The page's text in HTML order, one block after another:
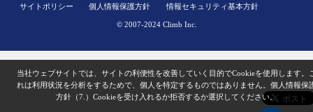
サイトポリシー 個人情報保護方針 情報セキュリティ基本方針
© 2007-2024 Climb Inc.
当社ウェブサイトでは、サイトの利便性を改善していく目的でCookieを使用します。
れは利用状況を分析をするためで、個人を特定するものではありません。 個人情報保
方針（7.） Cookieを受け入れるか拒否するか選択してください。